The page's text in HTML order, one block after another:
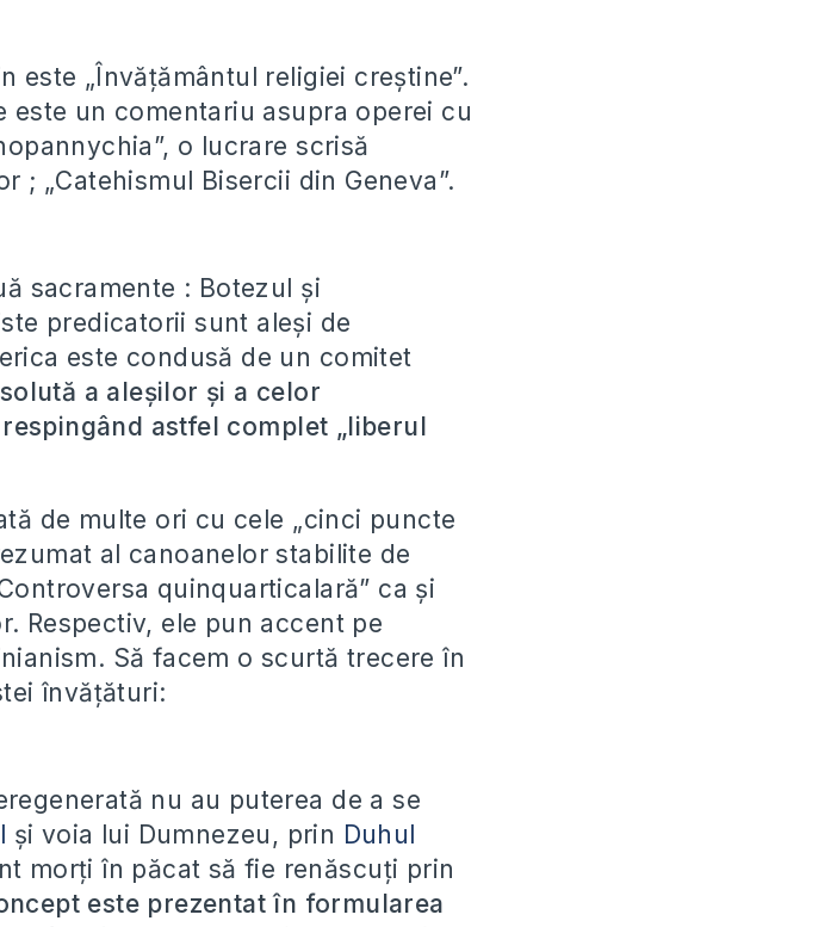
este „Învățământul religiei creștine”.
este un comentariu asupra operei cu
o lucrare scrisă
; „Catehismul Bisercii din Geneva”.
sacramente : Botezul și
predicatorii sunt aleși de
este condusă de un comitet
a aleșilor și a celor
astfel complet „liberul
de multe ori cu cele „cinci puncte
al canoanelor stabilite de
quinquarticalară” ca și
Respectiv, ele pun accent pe
Să facem o scurtă trecere în
învățături:
nu au puterea de a se
și voia lui Dumnezeu, prin Duhul
morți în păcat să fie renăscuți prin
este prezentat în formularea